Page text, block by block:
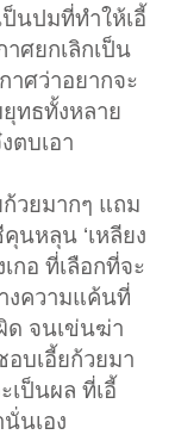
นปมที่ทำให้เอี้
ศยกเลิกเป็น
ศว่าอยากจะ
ทธทั้งหลาย
ตบเอา
วยมากๆ แถม
นหลุน ‘เหลียง
กอ ที่เลือกที่จะ
งความแค้นที่
ด จนเข่นฆ่า
บเอี้ยก้วยมา
เป็นผล ที่เอี้
นเอง